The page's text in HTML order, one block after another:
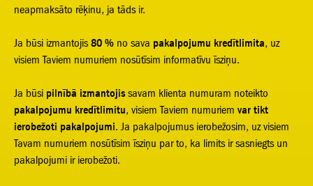
neapmaksāto rēķinu, ja tāds ir.
Ja būsi izmantojis 80 % no sava pakalpojumu kredītlimita, uz
visiem Taviem numuriem nosūtīsim informatīvu īsziņu.
Ja būsi pilnībā izmantojissavam klienta numuram noteikto
pakalpojumu kredītlimitu, visiem Taviem numuriem var tikt
ierobežoti pakalpojumi. Ja pakalpojumus ierobežosim, uz visiem
Tavam numuriem nosūtīsim īsziņu par to, ka limits ir sasniegts un
pakalpojumi ir ierobežoti.